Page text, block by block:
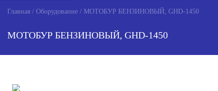
Главная / Оборудование / МОТОБУР БЕНЗИНОВЫЙ, GHD-1450
МОТОБУР БЕНЗИНОВЫЙ, GHD-1450